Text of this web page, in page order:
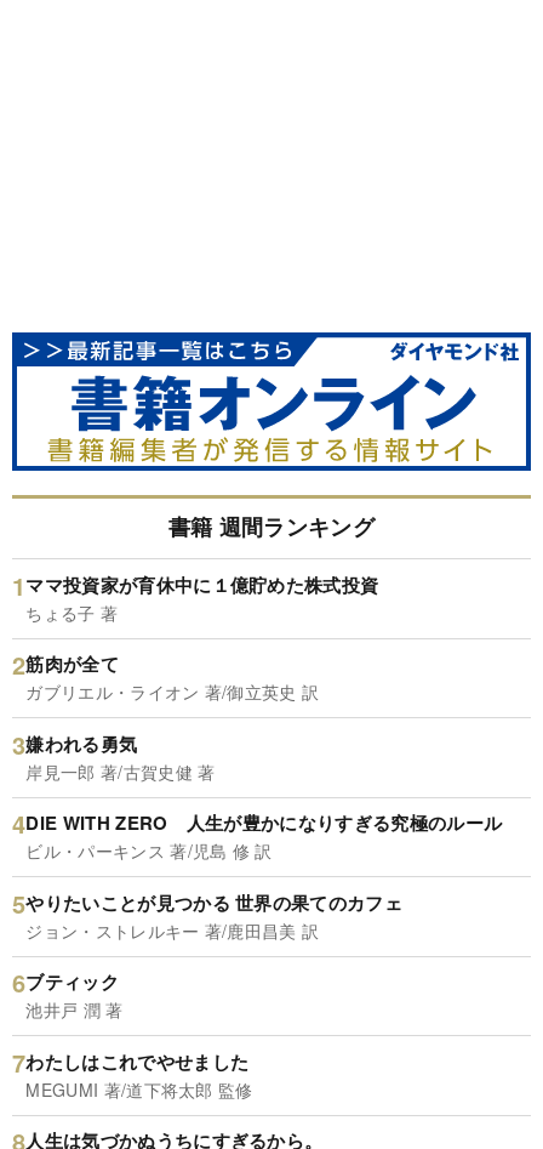
書籍 週間ランキング
ママ投資家が育休中に１億貯めた株式投資
ちょる子 著
筋肉が全て
ガブリエル・ライオン 著/御立英史 訳
嫌われる勇気
岸見一郎 著/古賀史健 著
DIE WITH ZERO 人生が豊かになりすぎる究極のルール
ビル・パーキンス 著/児島 修 訳
やりたいことが見つかる 世界の果てのカフェ
ジョン・ストレルキー 著/鹿田昌美 訳
ブティック
池井戸 潤 著
わたしはこれでやせました
MEGUMI 著/道下将太郎 監修
人生は気づかぬうちにすぎるから。